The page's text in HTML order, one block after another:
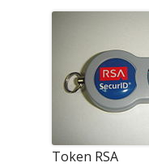
Token RSA